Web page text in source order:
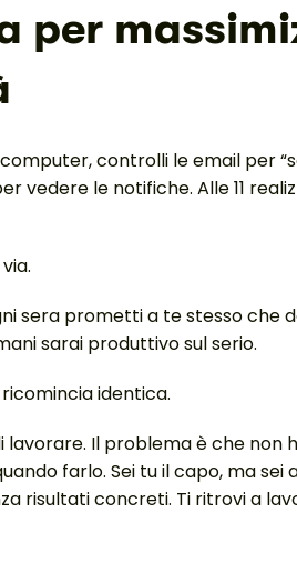
per
controlli le email per
vedere le notifiche. Alle 11
sera prometti a te stesso che
sarai produttivo sul serio.
identica.
lavorare. Il problema è che non
farlo. Sei tu il capo, ma
risultati concreti. Ti ritrovi a